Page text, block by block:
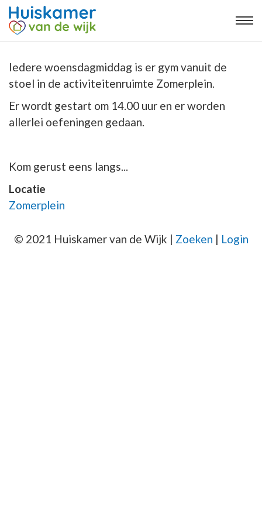
Iedere woensdagmiddag is er gym vanuit de
stoel in de activiteitenruimte Zomerplein.
Er wordt gestart om 14.00 uur en er worden
allerlei oefeningen gedaan.
Kom gerust eens langs...
Locatie
Zomerplein
© 2021 Huiskamer van de Wijk | Zoeken | Login